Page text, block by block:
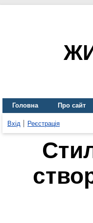
Головна Про сайт
Вхід Реєстрація